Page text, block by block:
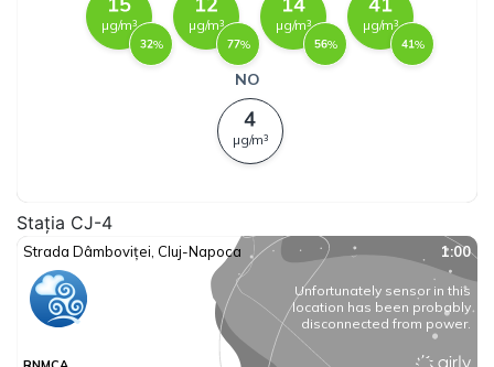
Stația CJ-4